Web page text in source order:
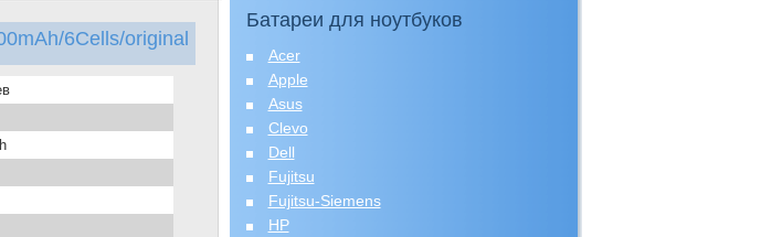
Батареи для ноутбуков
Acer
Apple
Asus
Clevo
Dell
Fujitsu
Fujitsu-Siemens
HP
6Cells/original